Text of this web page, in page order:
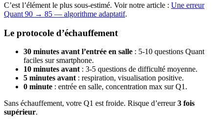
C’est l’élément le plus sous-estimé. Voir notre article : Une erreur
Quant 90 → 85 — algorithme adaptatif.
Le protocole d’échauffement
30 minutes avant l’entrée en salle : 5-10 questions Quant
faciles sur smartphone.
10 minutes avant : 3-5 questions de difficulté moyenne.
5 minutes avant : respiration, visualisation positive.
0 minute : entrée en salle, concentration max sur Q1.
Sans échauffement, votre Q1 est froide. Risque d’erreur3 fois
supérieur.